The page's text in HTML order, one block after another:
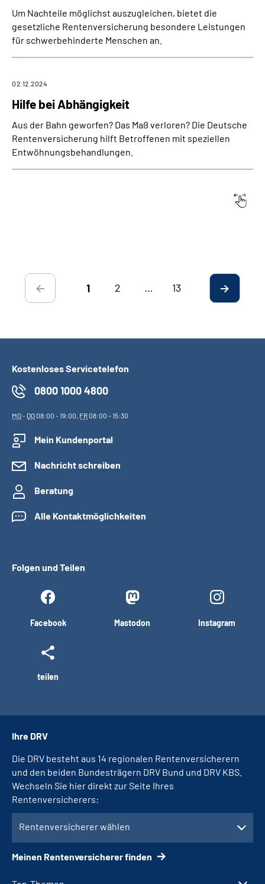
Um Nachteile möglichst auszugleichen, bietet die
gesetzliche Rentenversicherung besondere Leistungen
für schwerbehinderte Menschen an.
Hilfe bei Abhängigkeit
02.12.2024
Aus der Bahn geworfen? Das Maß verloren? Die Deutsche
Renten­versicherung hilft Betroffenen mit speziellen
Entwöhnungs­behandlungen.
1 2 … 13
Kostenloses Servicetelefon
0800 1000 4800
MO- DO08:00 - 19:00, FR08:00 - 15:30
Mein Kundenportal
Nachricht schreiben
Beratung
Alle Kontaktmöglichkeiten
Folgen und Teilen
Facebook Mastodon Instagram
teilen
Ihre DRV
Die DRV besteht aus 14 regionalen Rentenversicherern
und den beiden Bundesträgern DRV Bund und DRV KBS.
Wechseln Sie hier direkt zur Seite Ihres
Rentenversicherers:
Rentenversicherer wählen
Meinen Rentenversicherer finden